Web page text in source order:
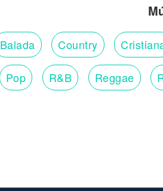
Balada Country
Pop R&B Reggae